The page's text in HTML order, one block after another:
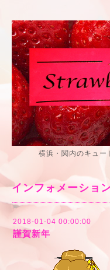
横浜・関内のキュー
インフォメーショ
2018-01-04 00:00:00
謹賀新年